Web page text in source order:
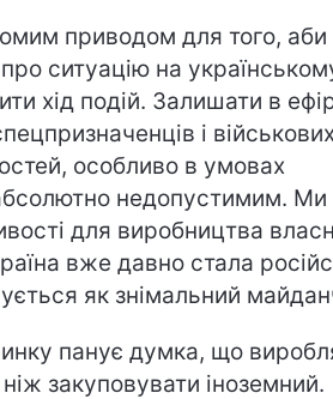
приводом для того, аби
ситуацію на
хід подій. Залишати в
і
особливо в умовах
недопустимим. Ми
для виробництва
вже давно стала
як знімальний
панує думка, що
закуповувати іноземний.